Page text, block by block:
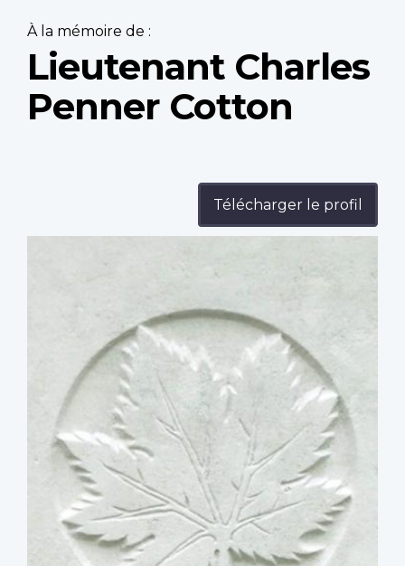
À la mémoire de :
Lieutenant Charles
Penner Cotton
Télécharger le profil